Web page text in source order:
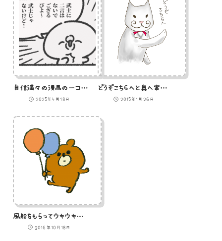
自信満々の漫画の一コマ風ひよこ
2025年4月18日
どうぞこちらへと奥へ案内するねこ執事のイラスト
2015年1月26日
風船をもらってウキウキの熊のイラスト
2016年10月18日